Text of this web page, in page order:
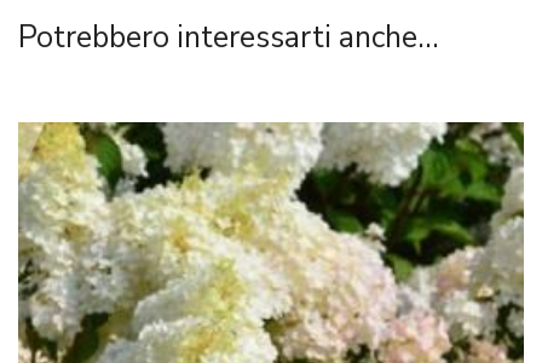
Potrebbero interessarti anche...